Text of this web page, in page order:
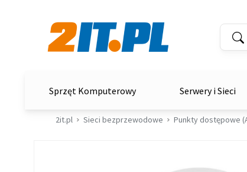
Słowo
Sprzęt Komputerowy Serwery i Sieci
2it.pl Sieci bezprzewodowe Punkty dostępowe